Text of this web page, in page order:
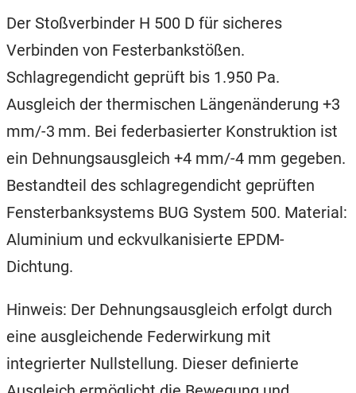
Der Stoßverbinder H 500 D für sicheres
Verbinden von Festerbankstößen.
Schlagregendicht geprüft bis 1.950 Pa.
Ausgleich der thermischen Längenänderung +3
mm/-3 mm. Bei federbasierter Konstruktion ist
ein Dehnungsausgleich +4 mm/-4 mm gegeben.
Bestandteil des schlagregendicht geprüften
Fensterbanksystems BUG System 500. Material:
Aluminium und eckvulkanisierte EPDM-
Dichtung.
Hinweis: Der Dehnungsausgleich erfolgt durch
eine ausgleichende Federwirkung mit
integrierter Nullstellung. Dieser definierte